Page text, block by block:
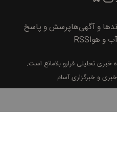
و آگهی‌هاپرسش و پاسخ
آب و هواRSS
خبری تحليلی فرارو بلامانع است.
و خبرگزاری آسام